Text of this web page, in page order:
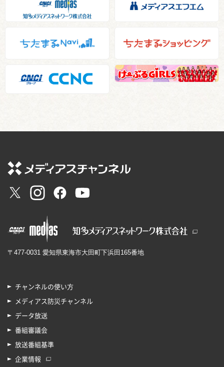
〒477-0031 愛知県東海市大田町下浜田165番地
チャンネルの使い方
メディアス防災チャンネル
データ放送
番組審議会
放送番組基準
企業情報